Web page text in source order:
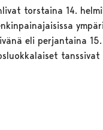
torstaina 14.
eli perjantaina